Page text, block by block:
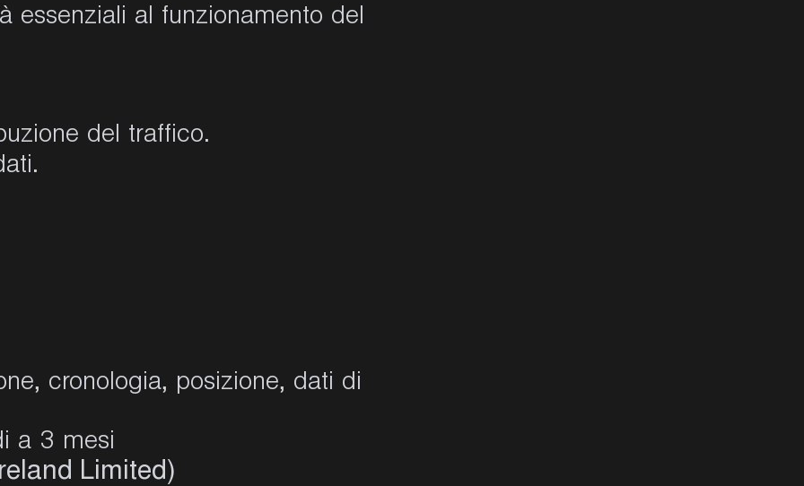
essenziali al funzionamento del
del traffico.
cronologia, posizione, dati di
a 3 mesi
Limited)